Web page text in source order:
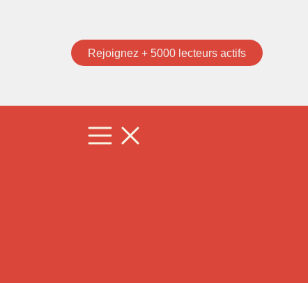
Rejoignez + 5000 lecteurs actifs